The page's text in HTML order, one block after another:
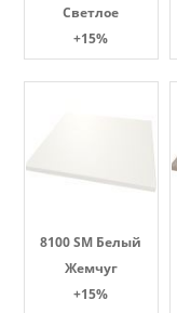
Светлое
+15%
8100 SM Белый
Жемчуг
+15%